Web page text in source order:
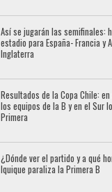
Así se jugarán las semifinales:
estadio para España- Francia y
Inglaterra
Resultados de la Copa Chile:
los equipos de la B y en el Sur
Primera
¿Dónde ver el partido y a qué
Iquique paraliza la Primera B